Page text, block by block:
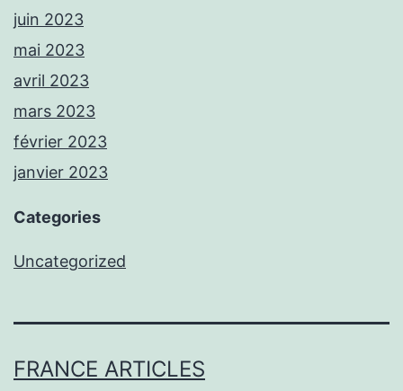
juin 2023
mai 2023
avril 2023
mars 2023
février 2023
janvier 2023
Categories
Uncategorized
FRANCE ARTICLES